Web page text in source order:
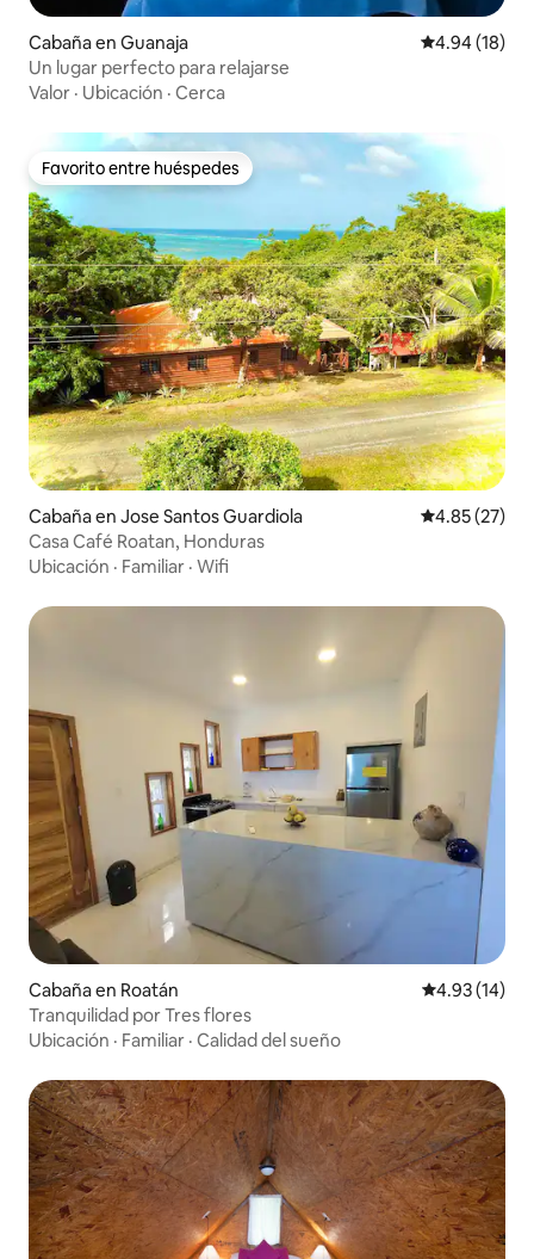
Cabaña en Guanaja Calificación
4.94 (18)
Un lugar perfecto para relajarse
Valor · Ubicación · Cerca
Favorito entre huéspedes
Favorito entre huéspedes
Cabaña en Jose Santos Guardiola Calificación
4.85 (27)
Casa Café Roatan, Honduras
Ubicación · Familiar · Wifi
Cabaña en Roatán Calificación
4.93 (14)
Tranquilidad por Tres flores
Ubicación · Familiar · Calidad del sueño